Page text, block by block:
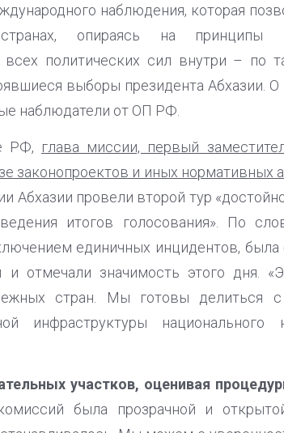
наблюдения, которая
опираясь на принципы
всех политических сил внутри – по
выборы президента Абхазии.
наблюдатели от ОП РФ.
РФ, глава миссии, первый
законопроектов и иных нормативных
Абхазии провели второй тур
итогов голосования». По
единичных инцидентов, была
и отмечали значимость этого дня.
стран. Мы готовы делиться
инфраструктуры национального
участков, оценивая
была прозрачной и